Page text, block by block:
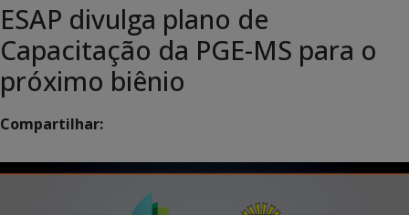
ESAP divulga plano de
Capacitação da PGE-MS para o
próximo biênio
Compartilhar: